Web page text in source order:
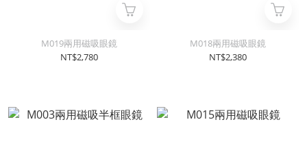
M019兩用磁吸眼鏡
NT$2,780
M018兩用磁吸眼鏡
NT$2,380